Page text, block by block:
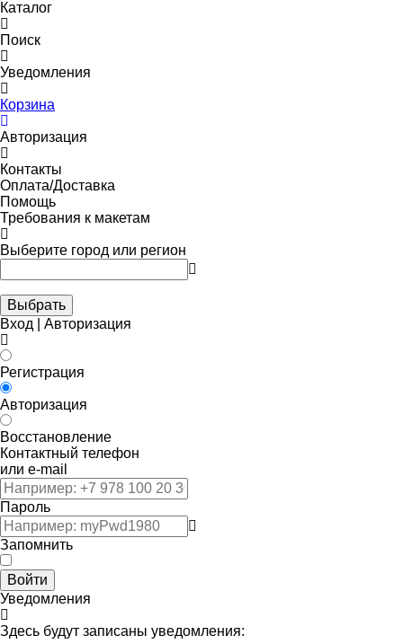
Каталог
Поиск
Уведомления
Корзина
Авторизация
Контакты
Оплата/Доставка
Помощь
Требования к макетам
Выберите город или регион
Выбрать
Вход | Авторизация
Регистрация
Авторизация
Восстановление
Контактный телефон
или e-mail
Пароль
Запомнить
Войти
Уведомления
Здесь будут записаны уведомления: